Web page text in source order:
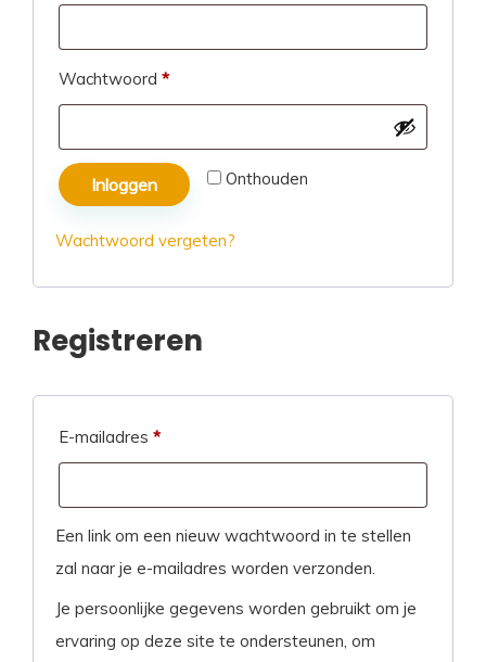
Wachtwoord *Verplicht
Onthouden
Inloggen
Wachtwoord vergeten?
Registreren
E-mailadres *Verplicht
Een link om een nieuw wachtwoord in te stellen
zal naar je e-mailadres worden verzonden.
Je persoonlijke gegevens worden gebruikt om je
ervaring op deze site te ondersteunen, om